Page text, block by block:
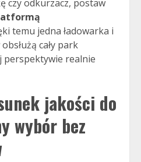
czy odkurzacz, postaw
temu jedna ładowarka i
cały park
perspektywie realnie
jakości do
wybór bez